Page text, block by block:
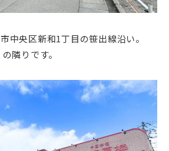
中央区新和1丁目の笹出線沿い。
隣りです。